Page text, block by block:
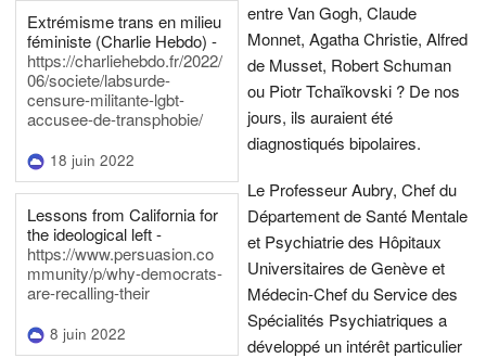
Extrémisme trans en milieu
féministe (Charlie Hebdo) -
https://charliehebdo.fr/2022/
06/societe/labsurde-
censure-militante-lgbt-
accusee-de-transphobie/
18 juin 2022
Lessons from California for
the ideological left -
https://www.persuasion.co
mmunity/p/why-democrats-
are-recalling-their
8 juin 2022
entre Van Gogh, Claude
Monnet, Agatha Christie, Alfred
de Musset, Robert Schuman
ou Piotr Tchaïkovski ? De nos
jours, ils auraient été
diagnostiqués bipolaires.
Le Professeur Aubry, Chef du
Département de Santé Mentale
et Psychiatrie des Hôpitaux
Universitaires de Genève et
Médecin-Chef du Service des
Spécialités Psychiatriques a
développé un intérêt particulier